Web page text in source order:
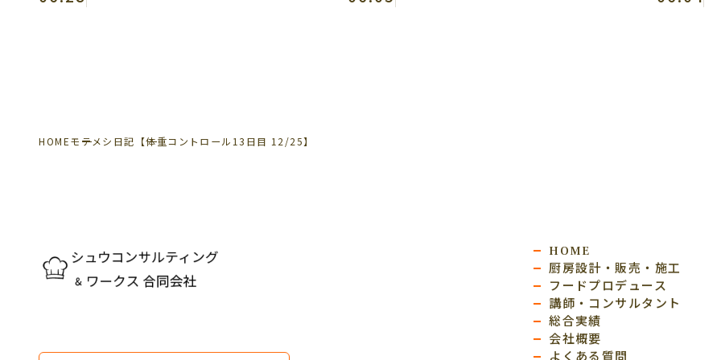
HOMEモテメシ日記 【体重コントロール13日目 12/25】
HOME
厨房設計・販売・施工
フードプロデュース
講師・コンサルタント
総合実績
会社概要